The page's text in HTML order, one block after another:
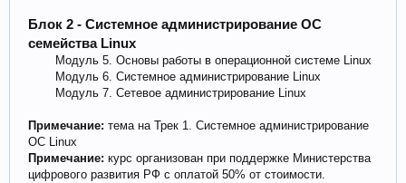
Блок 2 - Системное администрирование ОС
семейства Linux
Модуль 5. Основы работы в операционной системе Linux
Модуль 6. Системное администрирование Linux
Модуль 7. Сетевое администрирование Linux​
Примечание: тема на Трек 1. Системное администрирование
ОС Linux
Примечание: курс организован при поддержке Министерства
цифрового развития РФ с оплатой 50% от стоимости.